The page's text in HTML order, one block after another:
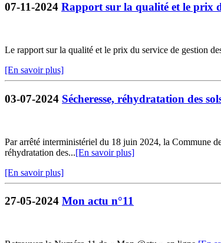
07-11-2024 Rapport sur la qualité et le prix
Le rapport sur la qualité et le prix du service de gestion
[En savoir plus]
03-07-2024 Sécheresse, réhydratation des
Par arrêté interministériel du 18 juin 2024, la Commune
réhydratation des...[En savoir plus]
[En savoir plus]
27-05-2024 Mon actu n°11